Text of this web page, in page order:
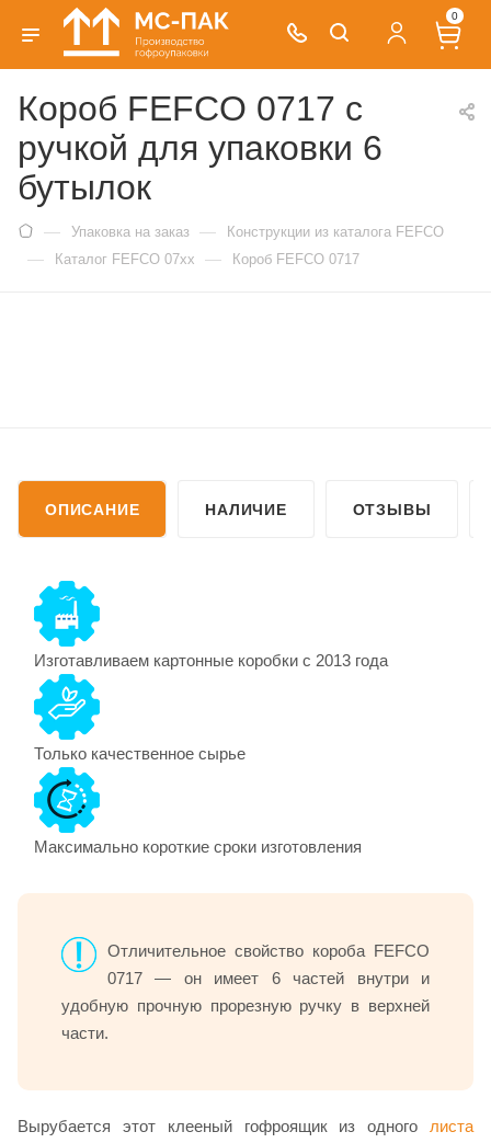
0
Короб FEFCO 0717 с
ручкой для упаковки 6
бутылок
— Упаковка на заказ — Конструкции из каталога FEFCO
— Каталог FEFCO 07xx — Короб FEFCO 0717
ОПИСАНИЕ НАЛИЧИЕ ОТЗЫВЫ
Изготавливаем картонные коробки с 2013 года
Только качественное сырье
Максимально короткие сроки изготовления
Отличительное свойство короба FEFCO
0717 — он имеет 6 частей внутри и
удобную прочную прорезную ручку в верхней
части.
Вырубается этот клееный гофроящик из одного листа